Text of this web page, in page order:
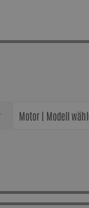
Motor | Modell